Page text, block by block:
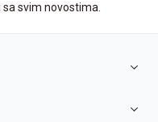
svim novostima.